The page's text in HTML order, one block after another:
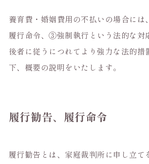
養育費・婚姻費用の不払いの場合に
履行命令、③強制執行という法的な対
後者に従うにつれてより強力な法的措
下、概要の説明をいたします。
履行勧告、履行命令
履行勧告とは、家庭裁判所に申し立て